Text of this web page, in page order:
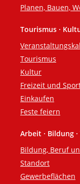
Planen, Bauen,
Tourismus ·
Tourismus
Kultur
Freizeit und
Einkaufen
Feste feiern
Arbeit · Bildung
Bildung, Beruf
Standort
Gewerbeflächen